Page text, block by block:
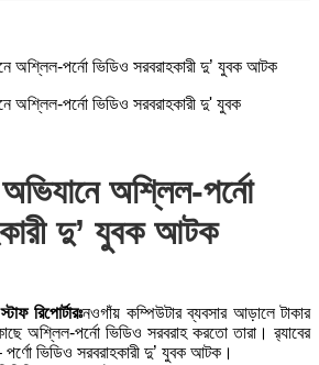
অশ্লিল-পর্নো ভিডিও সরবরাহকারী দু’ যুবক আটক
অশ্লিল-পর্নো ভিডিও সরবরাহকারী দু' যুবক
অশ্লিল-পর্নো
দু’ যুবক আটক
রিপোর্টারঃনওগাঁয় কম্পিউটার ব্যবসার আড়ালে টাকার
অশ্লিল-পর্নো ভিডিও সরবরাহ করতো তারা। র‌্যাবের
ভিডিও সরবরাহকারী দু’ যুবক আটক।